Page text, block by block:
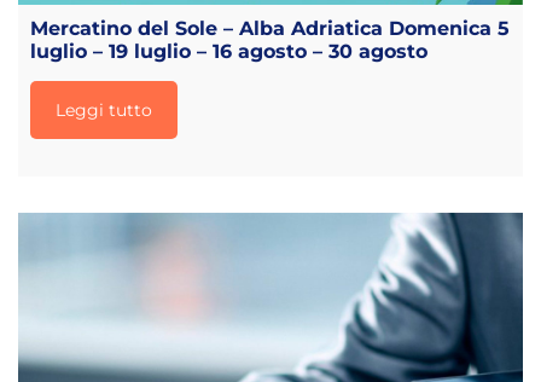
Mercatino del Sole – Alba Adriatica Domenica 5
luglio – 19 luglio – 16 agosto – 30 agosto
Leggi tutto